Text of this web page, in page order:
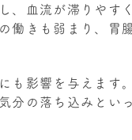
、血流が滞りやす
働きも弱まり、胃
も影響を与えま
分の落ち込みとい